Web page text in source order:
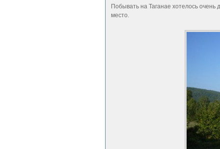
Побывать на Таганае хотелось
место.